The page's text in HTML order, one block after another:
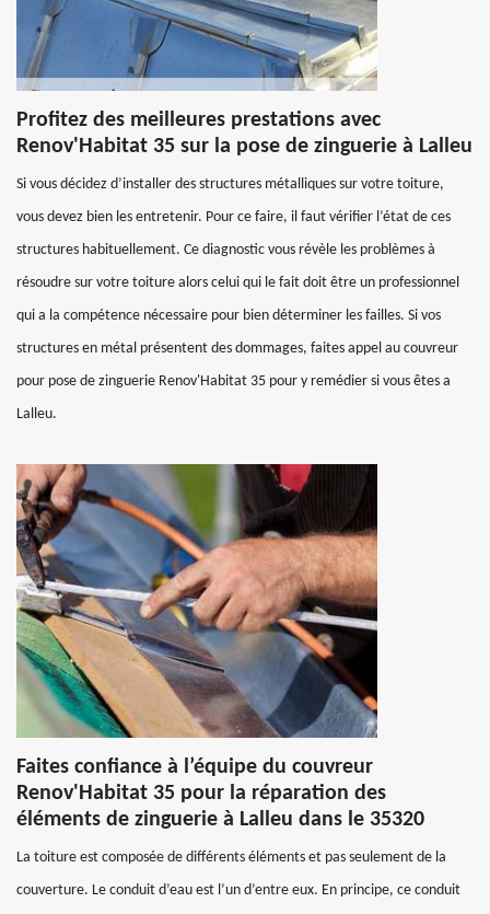
Profitez des meilleures prestations avec
Renov'Habitat 35 sur la pose de zinguerie à Lalleu
Si vous décidez d’installer des structures métalliques sur votre toiture,
vous devez bien les entretenir. Pour ce faire, il faut vérifier l’état de ces
structures habituellement. Ce diagnostic vous révèle les problèmes à
résoudre sur votre toiture alors celui qui le fait doit être un professionnel
qui a la compétence nécessaire pour bien déterminer les failles. Si vos
structures en métal présentent des dommages, faites appel au couvreur
pour pose de zinguerie Renov'Habitat 35 pour y remédier si vous êtes a
Lalleu.
Faites confiance à l’équipe du couvreur
Renov'Habitat 35 pour la réparation des
éléments de zinguerie à Lalleu dans le 35320
La toiture est composée de différents éléments et pas seulement de la
couverture. Le conduit d’eau est l’un d’entre eux. En principe, ce conduit